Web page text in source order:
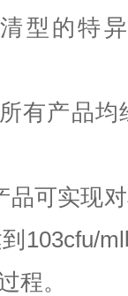
型的特
有产品
品可实现
103cfu/ml
程。